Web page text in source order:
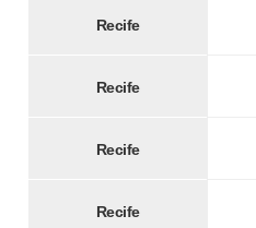
Recife
Recife
Recife
Recife